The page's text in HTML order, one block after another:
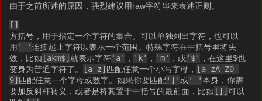
由于之前所述的原因，强烈建议用raw字符串来表述正则。
[]
方括号，用于指定一个字符的集合。可以单独列出字符，也可以
用 '-'连接起止字符以表示一个范围。特殊字符在中括号里将失
效，比如 [akm$]就表示字符'a' ， 'k' ， 'm' ，或'$' ，在这里$也
变身为普通字符了。
[a-z]匹配任意一个小写字母， [a-zA-Z0-
9]匹配任意一个字母或数字。如果你要匹配']'或'-'本身，你需
要加反斜杆转义，或者是将其置于中括号的最前面，比如 []]可以